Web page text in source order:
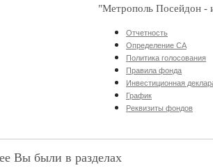
"Метрополь Посейдон
Отчетность
Определение СА
Политика голосования
Правила фонда
Инвестиционная
График
Реквизиты фондов
Вы были в разделах